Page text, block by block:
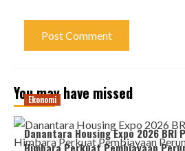
You may have missed
Ekonomi
Danantara Housing Expo 2026 BRI
Himbara Perkuat Pembiayaan